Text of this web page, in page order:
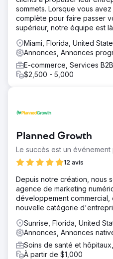
sommets. Lorsque vous
complète pour faire passer
supérieur, notre équipe est
Miami, Florida, United
Annonces, Annonces
E-commerce, Services B2B
$2,500 - 5,000
Planned Growth
Le succès est un événement
12 avis
Depuis notre création, nous
agence de marketing
développement commercial,
nouvelle catégorie
Sunrise, Florida, United
Annonces, Annonces
Soins de santé et
À partir de $1,000